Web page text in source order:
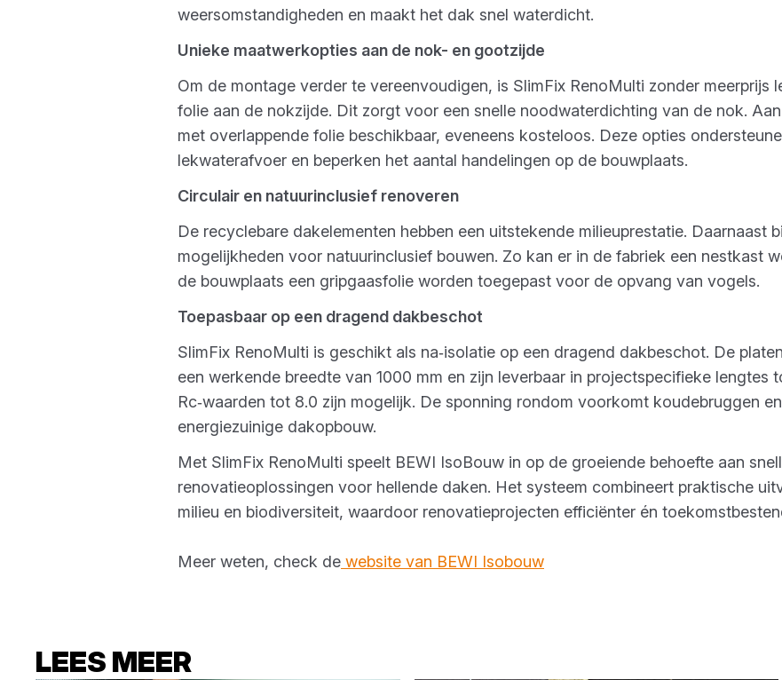
weersomstandigheden en maakt het dak snel waterdicht.
Unieke maatwerkopties aan de nok- en gootzijde
Om de montage verder te vereenvoudigen, is SlimFix RenoMulti zonder meerprijs
folie aan de nokzijde. Dit zorgt voor een snelle noodwaterdichting van de nok.
met overlappende folie beschikbaar, eveneens kosteloos. Deze opties
lekwaterafvoer en beperken het aantal handelingen op de bouwplaats.
Circulair en natuurinclusief renoveren
De recyclebare dakelementen hebben een uitstekende milieuprestatie. Daarnaast
mogelijkheden voor natuurinclusief bouwen. Zo kan er in de fabriek een nestkast
de bouwplaats een gripgaasfolie worden toegepast voor de opvang van vogels.
Toepasbaar op een dragend dakbeschot
SlimFix RenoMulti is geschikt als na‑isolatie op een dragend dakbeschot. De
een werkende breedte van 1000 mm en zijn leverbaar in projectspecifieke lengtes
Rc‑waarden tot 8.0 zijn mogelijk. De sponning rondom voorkomt koudebruggen
energiezuinige dakopbouw.
Met SlimFix RenoMulti speelt BEWI IsoBouw in op de groeiende behoefte aan
renovatieoplossingen voor hellende daken. Het systeem combineert praktische
milieu en biodiversiteit, waardoor renovatieprojecten efficiënter én
Meer weten, check de website van BEWI Isobouw
LEES MEER